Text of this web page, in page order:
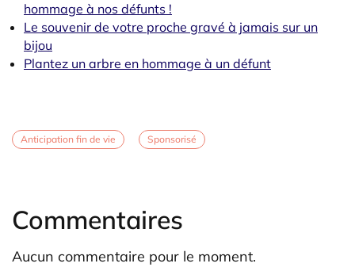
hommage à nos défunts !
Le souvenir de votre proche gravé à jamais sur un
bijou
Plantez un arbre en hommage à un défunt
Anticipation fin de vie Sponsorisé
Commentaires
Aucun commentaire pour le moment.